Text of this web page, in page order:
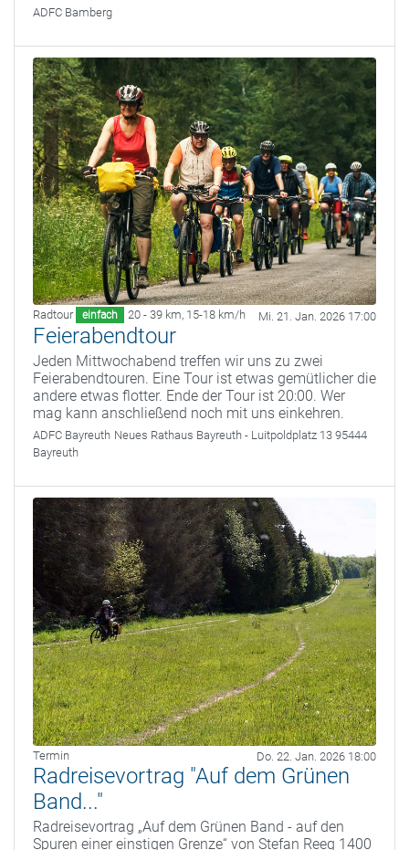
ADFC Bamberg
Radtour einfach 20 - 39 km, 15-18 km/h Mi. 21. Jan. 2026 17:00
Feierabendtour
Jeden Mittwochabend treffen wir uns zu zwei
Feierabendtouren. Eine Tour ist etwas gemütlicher die
andere etwas flotter. Ende der Tour ist 20:00. Wer
mag kann anschließend noch mit uns einkehren.
ADFC Bayreuth Neues Rathaus Bayreuth - Luitpoldplatz 13 95444
Bayreuth
Termin Do. 22. Jan. 2026 18:00
Radreisevortrag "Auf dem Grünen
Band..."
Radreisevortrag „Auf dem Grünen Band - auf den
Spuren einer einstigen Grenze“ von Stefan Reeg 1400